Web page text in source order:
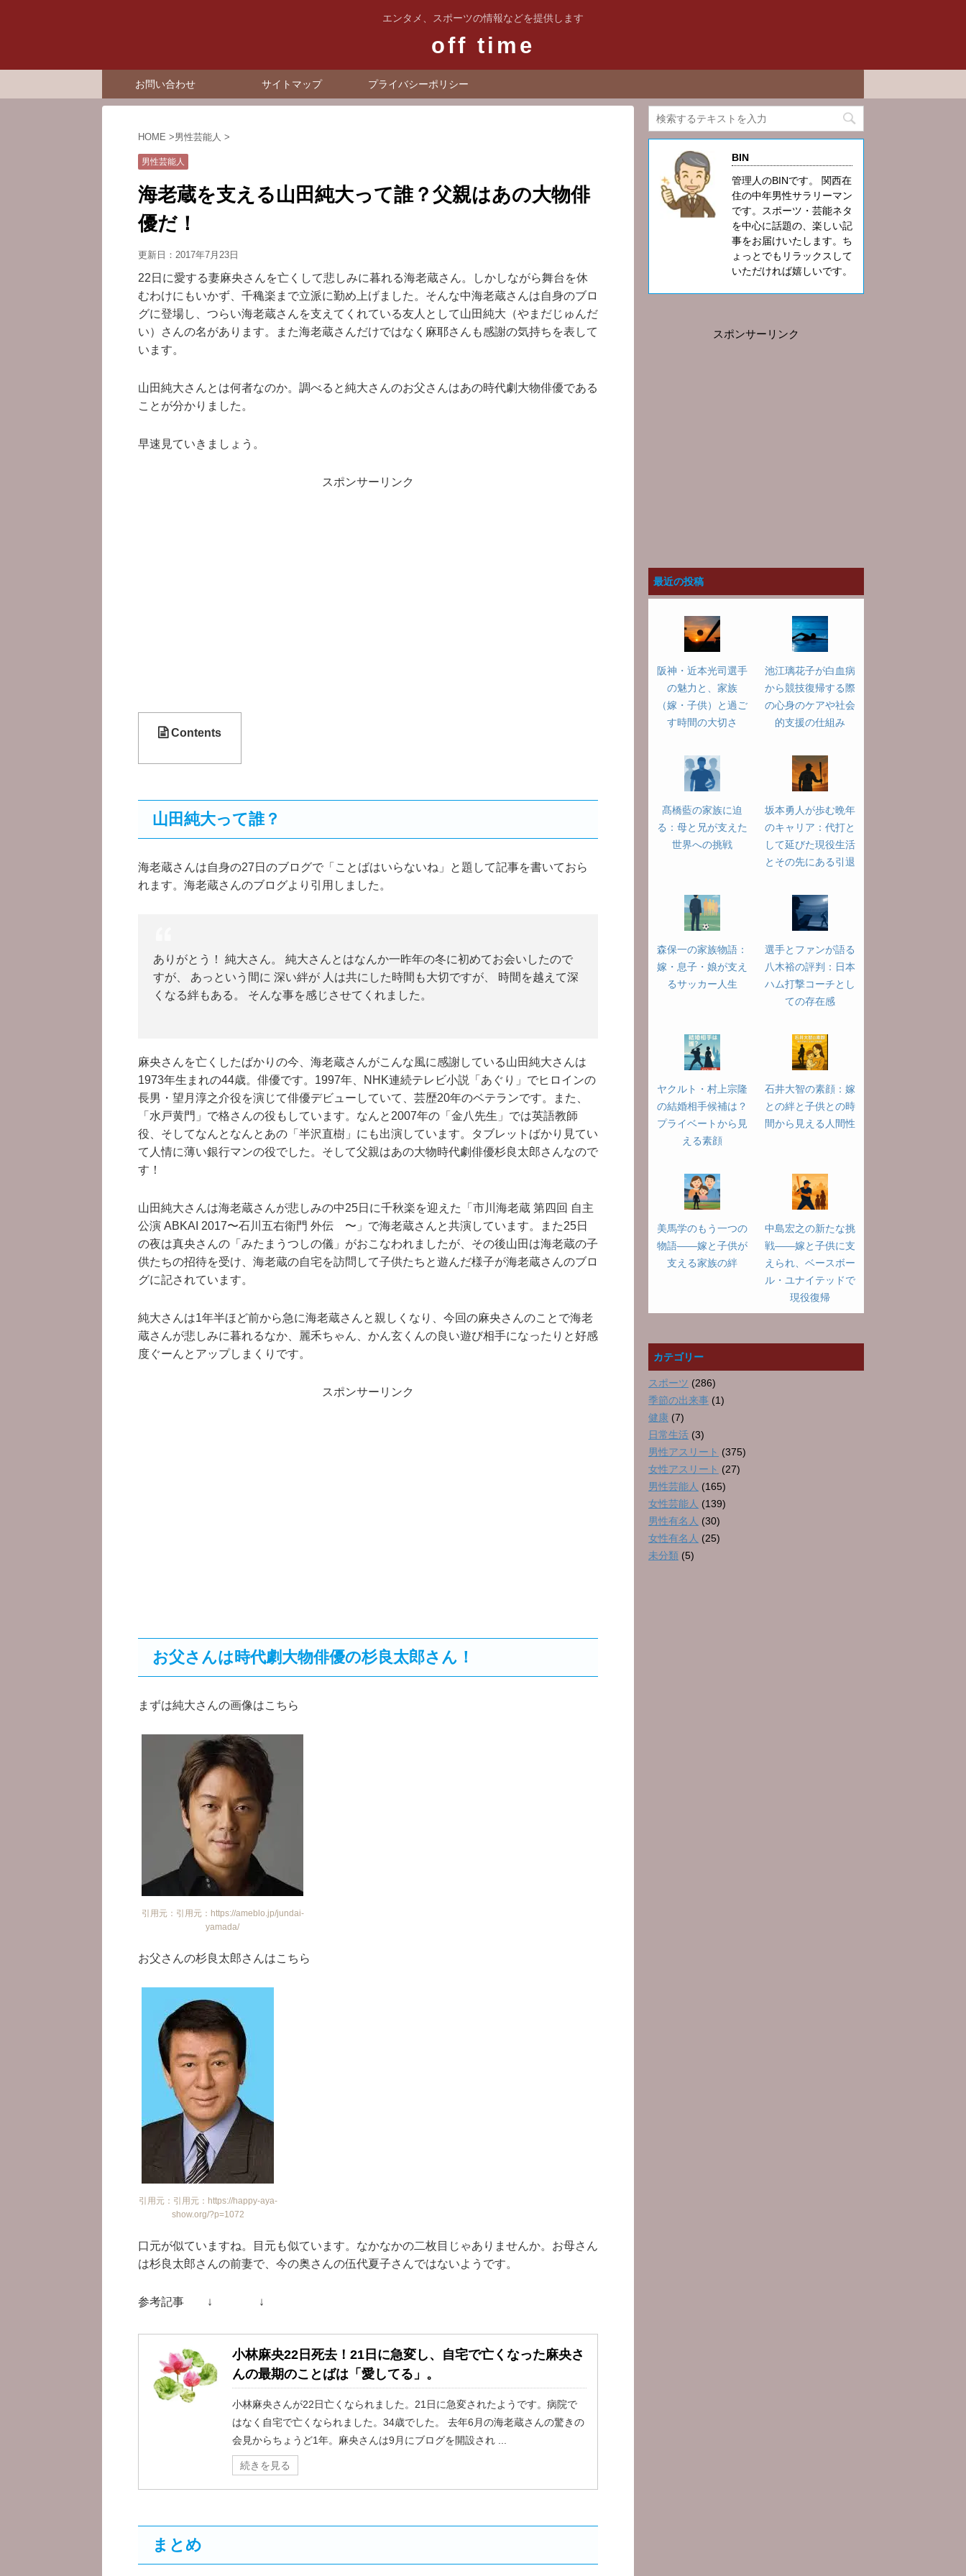
エンタメ、スポーツの情報などを提供します
off time
お問い合わせ サイトマップ プライバシーポリシー
HOME >男性芸能人 >
男性芸能人
海老蔵を支える山田純大って誰？父親はあの大物俳
優だ！
更新日： 2017年7月23日
22日に愛する妻麻央さんを亡くして悲しみに暮れる海老蔵さん。しかしながら舞台を休
むわけにもいかず、千穐楽まで立派に勤め上げました。そんな中海老蔵さんは自身のブロ
グに登場し、つらい海老蔵さんを支えてくれている友人として山田純大（やまだじゅんだ
い）さんの名があります。また海老蔵さんだけではなく麻耶さんも感謝の気持ちを表して
います。
山田純大さんとは何者なのか。調べると純大さんのお父さんはあの時代劇大物俳優である
ことが分かりました。
早速見ていきましょう。
スポンサーリンク
Contents
山田純大って誰？
海老蔵さんは自身の27日のブログで「ことばはいらないね」と題して記事を書いておら
れます。海老蔵さんのブログより引用しました。
ありがとう！ 純大さん。 純大さんとはなんか一昨年の冬に初めてお会いしたので
すが、 あっという間に 深い絆が 人は共にした時間も大切ですが、 時間を越えて深
くなる絆もある。 そんな事を感じさせてくれました。
麻央さんを亡くしたばかりの今、海老蔵さんがこんな風に感謝している山田純大さんは
1973年生まれの44歳。俳優です。1997年、NHK連続テレビ小説「あぐり」でヒロインの
長男・望月淳之介役を演じて俳優デビューしていて、芸歴20年のベテランです。また、
「水戸黄門」で格さんの役もしています。なんと2007年の「金八先生」では英語教師
役、そしてなんとなんとあの「半沢直樹」にも出演しています。タブレットばかり見てい
て人情に薄い銀行マンの役でした。そして父親はあの大物時代劇俳優杉良太郎さんなので
す！
山田純大さんは海老蔵さんが悲しみの中25日に千秋楽を迎えた「市川海老蔵 第四回 自主
公演 ABKAI 2017〜石川五右衛門 外伝 〜」で海老蔵さんと共演しています。また25日
の夜は真央さんの「みたまうつしの儀」がおこなわれましたが、その後山田は海老蔵の子
供たちの招待を受け、海老蔵の自宅を訪問して子供たちと遊んだ様子が海老蔵さんのブロ
グに記されています。
純大さんは1年半ほど前から急に海老蔵さんと親しくなり、今回の麻央さんのことで海老
蔵さんが悲しみに暮れるなか、麗禾ちゃん、かん玄くんの良い遊び相手になったりと好感
度ぐーんとアップしまくりです。
スポンサーリンク
お父さんは時代劇大物俳優の杉良太郎さん！
まずは純大さんの画像はこちら
引用元：引用元：https://ameblo.jp/jundai-
yamada/
お父さんの杉良太郎さんはこちら
引用元：引用元：https://happy-aya-
show.org/?p=1072
口元が似ていますね。目元も似ています。なかなかの二枚目じゃありませんか。お母さん
は杉良太郎さんの前妻で、今の奥さんの伍代夏子さんではないようです。
参考記事 ↓ ↓
小林麻央22日死去！21日に急変し、自宅で亡くなった麻央さ
んの最期のことばは「愛してる」。
小林麻央さんが22日亡くなられました。21日に急変されたようです。病院で
はなく自宅で亡くなられました。34歳でした。 去年6月の海老蔵さんの驚きの
会見からちょうど1年。麻央さんは9月にブログを開設され ...
続きを見る
まとめ
BIN
管理人のBINです。 関西在
住の中年男性サラリーマン
です。スポーツ・芸能ネタ
を中心に話題の、楽しい記
事をお届けいたします。ち
ょっとでもリラックスして
いただければ嬉しいです。
スポンサーリンク
最近の投稿
阪神・近本光司選手
の魅力と、家族
（嫁・子供）と過ご
す時間の大切さ
池江璃花子が白血病
から競技復帰する際
の心身のケアや社会
的支援の仕組み
髙橋藍の家族に迫
る：母と兄が支えた
世界への挑戦
坂本勇人が歩む晩年
のキャリア：代打と
して延びた現役生活
とその先にある引退
森保一の家族物語：
嫁・息子・娘が支え
るサッカー人生
選手とファンが語る
八木裕の評判：日本
ハム打撃コーチとし
ての存在感
ヤクルト・村上宗隆
の結婚相手候補は？
プライベートから見
える素顔
石井大智の素顔：嫁
との絆と子供との時
間から見える人間性
美馬学のもう一つの
物語――嫁と子供が
支える家族の絆
中島宏之の新たな挑
戦――嫁と子供に支
えられ、ベースボー
ル・ユナイテッドで
現役復帰
カテゴリー
スポーツ (286)
季節の出来事 (1)
健康 (7)
日常生活 (3)
男性アスリート (375)
女性アスリート (27)
男性芸能人 (165)
女性芸能人 (139)
男性有名人 (30)
女性有名人 (25)
未分類 (5)